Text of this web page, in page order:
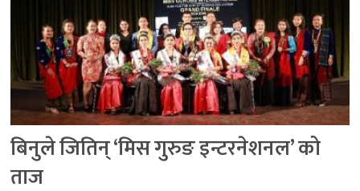
बिनुले जितिन् ‘मिस गुरुङ इन्टरनेशनल’ को
ताज